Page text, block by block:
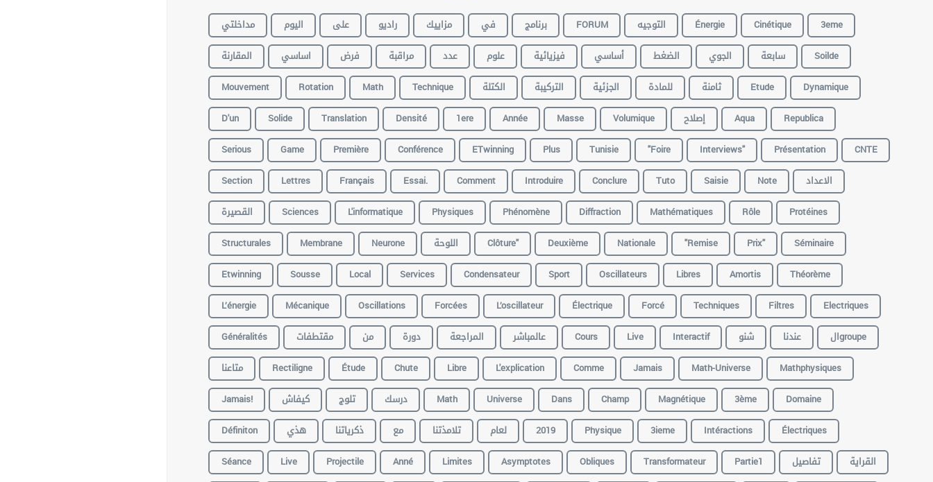
مداخلتي اليوم على راديو مزاييك في برنامج FORUM التوجيه Énergie Cinétique
3eme
المقارنة
اساسي فرض مراقبة عدد علوم فيزيائية أساسي الضغط الجوي سابعة
Soilde
Mouvement
Rotation Math Technique الكتلة التركيبة الجزئية للمادة ثامنة Etude
Dynamique
D'un
Solide Translation Densité 1ere Année Masse Volumique إصلاح Aqua
Republica
Serious
Game Première Conférence ETwinning Plus Tunisie "foire Interviews" Présentation
CNTE
Section
Lettres Français Essai. Comment Introduire Conclure Tuto Saisie Note
الاعداد
القصيرة
Sciences L'informatique Physiques Phénomène Diffraction Mathématiques Rôle
Protéines
Structurales
Membrane Neurone اللوحة Clôture" Deuxième Nationale "remise Prix"
Séminaire
Etwinning
Sousse Local Services Condensateur Sport Oscillateurs Libres Amortis
Théorème
L’énergie
Mécanique Oscillations Forcées L’oscillateur Électrique Forcé Techniques Filtres
Electriques
Généralités
مقتطفات من دورة المراجعة عالمباشر Cours Live Interactif شنو عندنا
الgroupe
متاعنا
Rectiligne Étude Chute Libre L'explication Comme Jamais Math-Universe
Mathphysiques
Jamais!
كيفاش تلوج درسك Math Universe Dans Champ Magnétique 3ème
Domaine
Définiton
هذي ذكرياتنا مع تلامذتنا لعام 2019 Physique 3ieme Intéractions
Électriques
Séance
Live Projectile Anné Limites Asymptotes Obliques Transformateur Partie1 تفاصيل القراية